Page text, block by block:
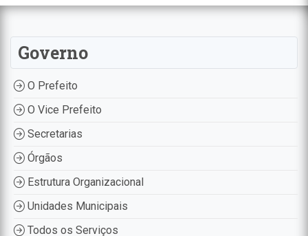
Governo
O Prefeito
O Vice Prefeito
Secretarias
Órgãos
Estrutura Organizacional
Unidades Municipais
Todos os Serviços